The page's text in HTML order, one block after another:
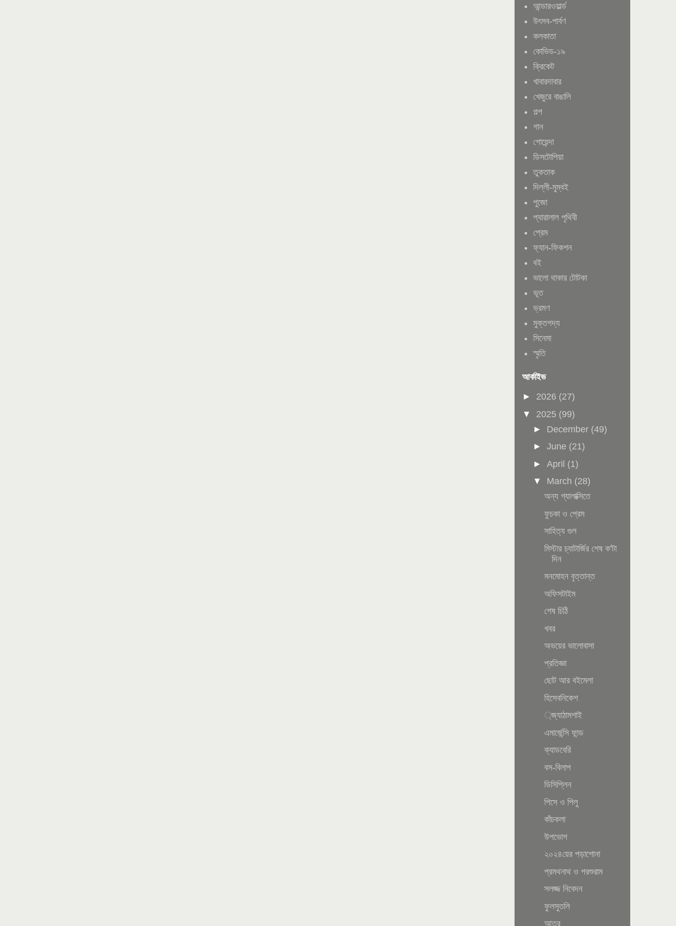
আন্ডারওয়ার্ল্ড
উৎসব-পার্বণ
কলকাতা
কোভিড-১৯
ক্রিকেট
খাবারদাবার
খেজুরে বাঙালি
গল্প
গান
গোয়েন্দা
ডিসটোপিয়া
তুকতাক
দিল্লী-মুম্বই
পুজো
প্যারালাল পৃথিবী
প্রেম
ফ্যান-ফিকশন
বই
ভালো থাকার টোটকা
ভূত
ভ্রমণ
মুক্তগদ্য
সিনেমা
স্মৃতি
আর্কাইভ
► 2026 (27)
▼ 2025 (99)
► December (49)
►June (21)
►April (1)
▼ March (28)
অন্য গ্যালাক্সিতে
ফুচকা ও প্রেম
সাহিত্য গুল
মিস্টার চ্যাটার্জির শেষ ক'টা
দিন
মনমোহন বৃত্তান্ত
অফিসটাইম
শেষ চিঠি
খবর
অভয়ের ভালোবাসা
প্রতিজ্ঞা
ছোট আর বইমেলা
হিসেবনিকেশ
্জ্যাঠামশাই
এমার্জেন্সি ফান্ড
ক্যাডবেরি
বস-বিলাপ
ডিসিপ্লিন
পিসে ও পিলু
কাঁচকলা
উপভোগ
২০২৪য়ের পড়াশোনা
প্রমথনাথ ও পরশুরাম
সলজ্জ নিবেদন
ফুলসুতলি
আতর